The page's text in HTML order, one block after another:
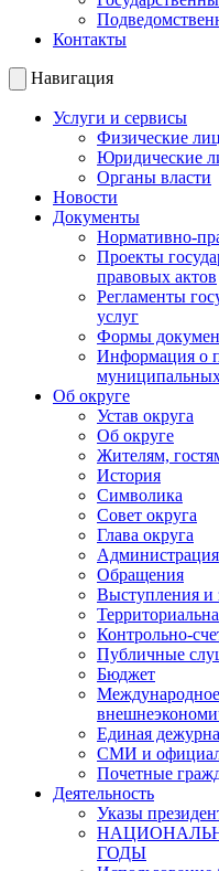
Контакты
Навигация
Услуги и сервисы
Физические
Юридические
Органы власти
Новости
Документы
Нормативно-
Проекты
правовых актов
Регламенты
услуг
Формы
Информация о
Об округе
Устав округа
Об округе
Жителям,
История
Символика
Совет округа
Глава округа
Администрация
Обращения
Выступления и
Контрольно-
Публичные
Бюджет
Международное
Единая
СМИ и
Почетные
Деятельность
Указы
ГОДЫ